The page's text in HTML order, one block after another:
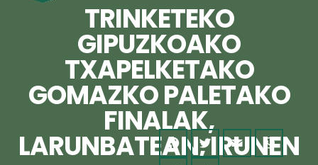
TRINKETEKO
GIPUZKOAKO
TXAPELKETAKO
GOMAZKO PALETAKO
FINALAK,
LARUNBATEAN, IRUNEN